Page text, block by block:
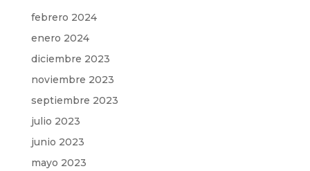
febrero 2024
enero 2024
diciembre 2023
noviembre 2023
septiembre 2023
julio 2023
junio 2023
mayo 2023